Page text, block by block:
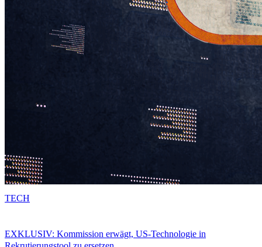
EXKLUSIV: Kommission erwägt, US-Technologie in
TECH